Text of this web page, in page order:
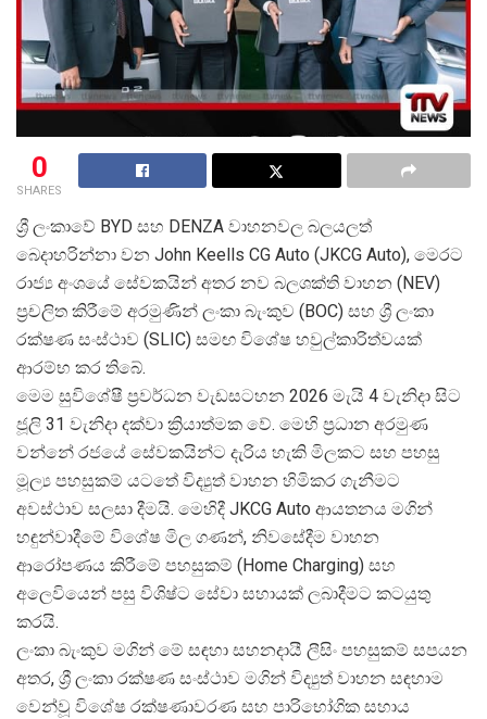
0
SHARES
ශ් රී ලංකාවේ BYD සහ DENZA වාහනවල බලයලත්
බෙදාහරින්නා වන John Keells CG Auto (JKCG Auto), මෙරට
රාජ් ය අංශයේ සේවකයින් අතර නව බලශක්ති වාහන (NEV)
ප්රචලිත කිරීමේ අරමුණින් ලංකා බැංකුව (BOC) සහ ශ් රී ලංකා
රක්ෂණ සංස්ථාව (SLIC) සමඟ විශේෂ හවුල්කාරිත්වයක්
ආරම්භ කර තිබේ.
මෙම සුවිශේෂී ප්රවර්ධන වැඩසටහන 2026 මැයි 4 වැනිදා සිට
ජූලි 31 වැනිදා දක්වා ක්රියාත්මක වේ. මෙහි ප්රධාන අරමුණ
වන්නේ රජයේ සේවකයින්ට දැරිය හැකි මිලකට සහ පහසු
මූල් ය පහසුකම් යටතේ විද්යුත් වාහන හිමිකර ගැනීමට
අවස්ථාව සලසා දීමයි. මෙහිදී JKCG Auto ආයතනය මගින්
හඳුන්වාදීමේ විශේෂ මිල ගණන්, නිවසේදීම වාහන
ආරෝපණය කිරීමේ පහසුකම් (Home Charging) සහ
අලෙවියෙන් පසු විශිෂ්ට සේවා සහායක් ලබාදීමට කටයුතු
කරයි.
ලංකා බැංකුව මගින් මේ සඳහා සහනදායී ලීසිං පහසුකම් සපයන
අතර, ශ් රී ලංකා රක්ෂණ සංස්ථාව මගින් විද්යුත් වාහන සඳහාම
වෙන්වූ විශේෂ රක්ෂණාවරණ සහ පාරිභෝගික සහාය